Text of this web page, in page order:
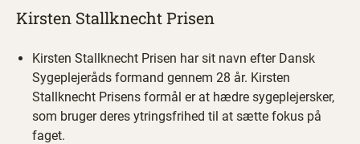
Kirsten Stallknecht Prisen
Kirsten Stallknecht Prisen har sit navn efter Dansk
Sygeplejeråds formand gennem 28 år. Kirsten
Stallknecht Prisens formål er at hædre sygeplejersker,
som bruger deres ytringsfrihed til at sætte fokus på
faget.